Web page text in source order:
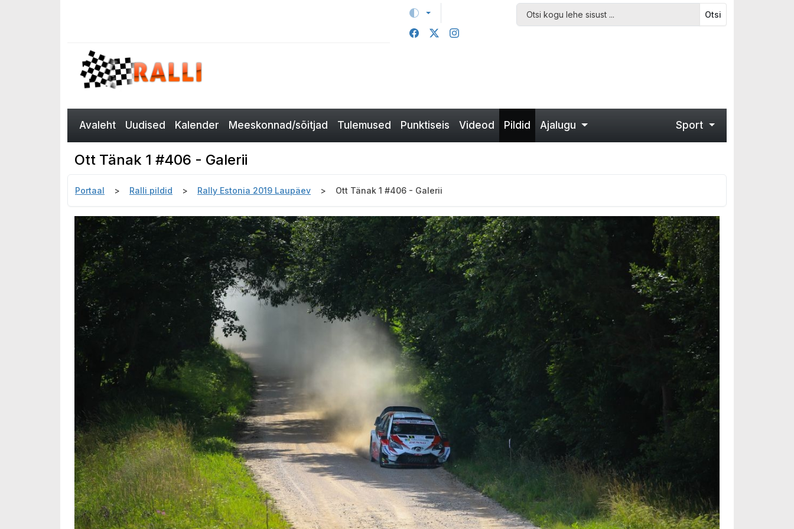
Otsi
Avaleht Uudised Kalender Meeskonnad/sõitjad Tulemused Punktiseis Videod Pildid Ajalugu Sport
Ott Tänak 1 #406 - Galerii
Portaal Ralli pildid Rally Estonia 2019 Laupäev Ott Tänak 1 #406 - Galerii